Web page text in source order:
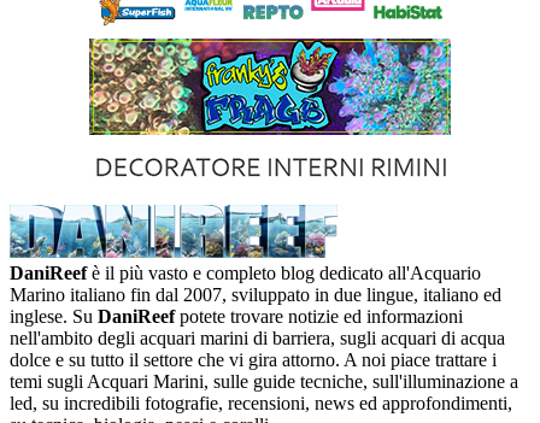
DaniReefè il più vasto e completo blog dedicato all'Acquario
Marino italiano fin dal 2007, sviluppato in due lingue, italiano ed
inglese. Su DaniReefpotete trovare notizie ed informazioni
nell'ambito degli acquari marini di barriera, sugli acquari di acqua
dolce e su tutto il settore che vi gira attorno. A noi piace trattare i
temi sugli Acquari Marini, sulle guide tecniche, sull'illuminazione a
led, su incredibili fotografie, recensioni, news ed approfondimenti,